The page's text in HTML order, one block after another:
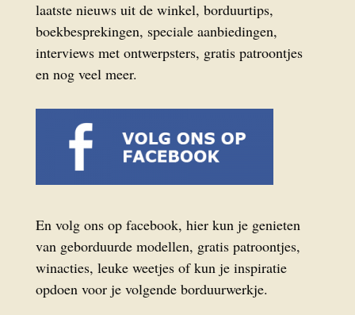
laatste nieuws uit de winkel, borduurtips,
boekbesprekingen, speciale aanbiedingen,
interviews met ontwerpsters, gratis patroontjes
en nog veel meer.
En volg ons op facebook, hier kun je genieten
van geborduurde modellen, gratis patroontjes,
winacties, leuke weetjes of kun je inspiratie
opdoen voor je volgende borduurwerkje.